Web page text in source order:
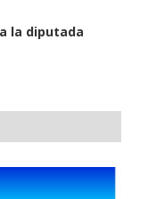
la diputada